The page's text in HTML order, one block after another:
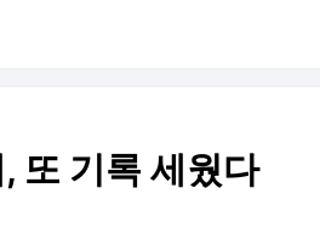
또 기록 세웠다